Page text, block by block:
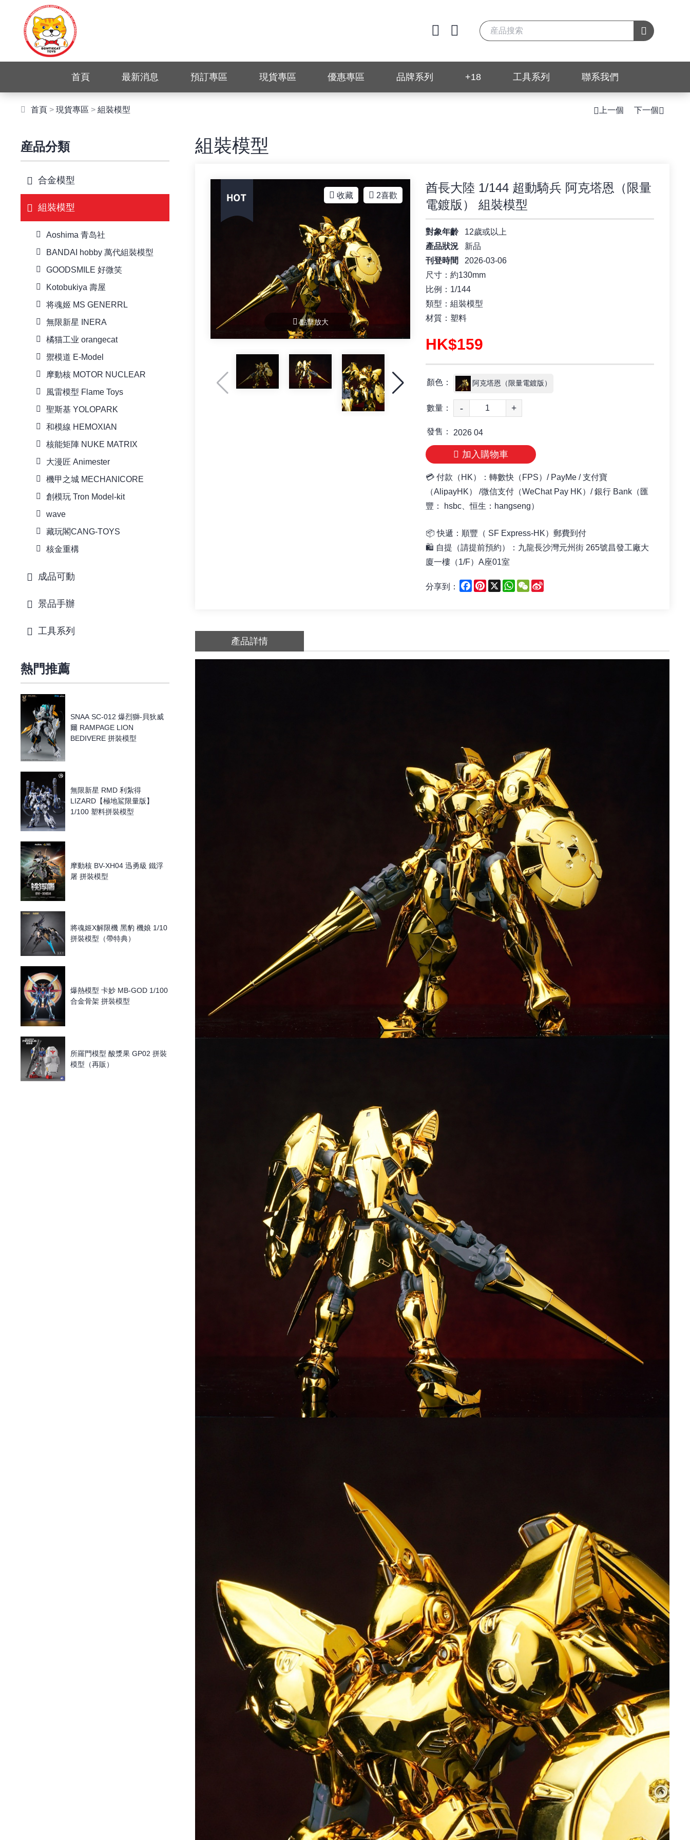
首頁 最新消息 預訂專區 現貨專區 優惠專區 品牌系列 +18 工具系列 聯系我們
首頁 >現貨專區 >組裝模型 上一個 下一個
産品分類
合金模型
組裝模型
Aoshima 青岛社
BANDAI hobby 萬代組裝模型
GOODSMILE 好微笑
Kotobukiya 壽屋
将魂姬 MS GENERRL
無限新星 INERA
橘猫工业 orangecat
禦模道 E-Model
摩動核 MOTOR NUCLEAR
風雷模型 Flame Toys
聖斯基 YOLOPARK
和模線 HEMOXIAN
核能矩陣 NUKE MATRIX
大漫匠 Animester
機甲之城 MECHANICORE
創模玩 Tron Model-kit
wave
藏玩閣CANG-TOYS
核金重構
成品可動
景品手辦
工具系列
熱門推薦
SNAA SC-012 爆烈獅-貝狄威
爾 RAMPAGE LION
BEDIVERE 拼裝模型
無限新星 RMD 利紮得
LIZARD【極地鯊限量版】
1/100 塑料拼裝模型
摩動核 BV-XH04 迅勇級 鐵浮
屠 拼裝模型
將魂姬X解限機 黑豹 機娘 1/10
拼裝模型（帶特典）
爆熱模型 卡妙 MB-GOD 1/100
合金骨架 拼裝模型
所羅門模型 酸漿果 GP02 拼裝
模型（再販）
組裝模型
收藏 2喜歡
點擊放大
酋長大陸 1/144 超動騎兵 阿克塔恩（限量
電鍍版） 組裝模型
對象年齡
12歲或以上
產品狀況
新品
刊登時間
2026-03-06
尺寸：約130mm
比例：1/144
類型：組裝模型
材質：塑料
HK$159
顏色： 阿克塔恩（限量電鍍版）
數量： - +
發售： 2026 04
加入購物車
💳 付款（HK）：轉數快（FPS）/ PayMe / 支付寶
（AlipayHK） /微信支付（WeChat Pay HK）/ 銀行 Bank（匯
豐： hsbc、恒生：hangseng）
📦快遞：順豐（ SF Express-HK）郵費到付
🛍️ 自提 （請提前預約） ： 九龍長沙灣元州街 265號昌發工廠大
廈一樓（1/F）A座01室
分享到： Facebook
Pinterest
X WhatsApp
WeChat
Sina
Weibo
產品詳情